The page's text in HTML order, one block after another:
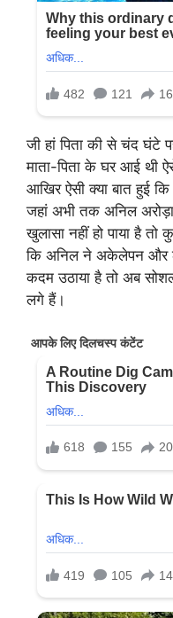
जी हां पिता की से चंद घंटे
माता-पिता के घर आई थी
आखिर ऐसी क्या बात हुई
जहां अभी तक अनिल
खुलासा नहीं हो पाया है तो
कि अनिल ने अकेलेपन और
कदम उठाया है तो अब
लगे हैं।